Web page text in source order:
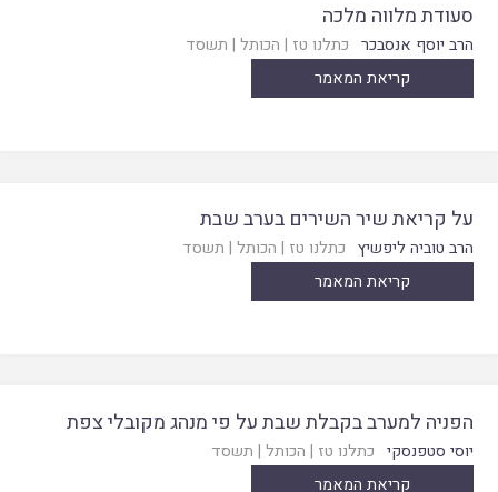
סעודת מלווה מלכה
הרב יוסף אנסבכר כתלנו טז | הכותל | תשסד
קריאת המאמר
על קריאת שיר השירים בערב שבת
הרב טוביה ליפשיץ כתלנו טז | הכותל | תשסד
קריאת המאמר
הפניה למערב בקבלת שבת על פי מנהג מקובלי צפת
יוסי סטפנסקי כתלנו טז | הכותל | תשסד
קריאת המאמר